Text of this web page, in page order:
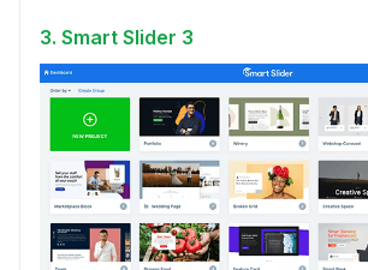
3. Smart Slider 3